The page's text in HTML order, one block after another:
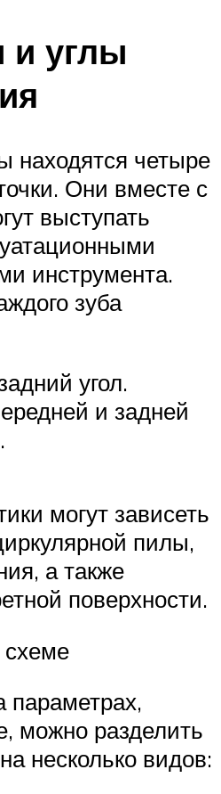
углы
находятся четыре
Они вместе с
выступать
инструмента.
зуба
угол.
и задней
могут зависеть
пилы,
а также
поверхности.
схеме
параметрах,
можно разделить
несколько видов: